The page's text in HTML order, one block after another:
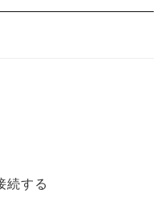
続する